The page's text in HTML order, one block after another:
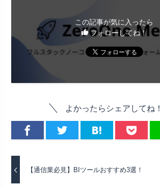
この記事が気に入ったら
フォローしてね！
よかったらシェアしてね！
【通信業必見】BIツールおすすめ3選！